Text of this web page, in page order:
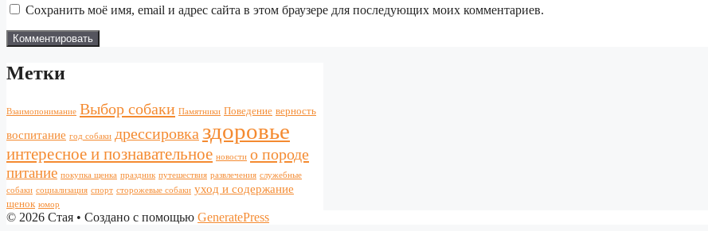
Сохранить моё имя, email и адрес сайта в этом браузере для последующих моих комментариев.
Метки
Взаимопонимание Выбор собаки Памятники Поведение верность
воспитание год собаки дрессировка здоровье
интересное и познавательное новости о породе
питание покупка щенка праздник путешествия развлечения служебные
собаки социализация спорт сторожевые собаки уход и содержание
щенок юмор
© 2026 Стая • Создано с помощью GeneratePress